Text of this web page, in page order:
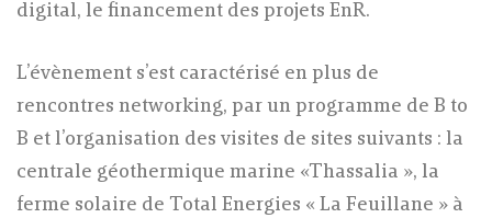
digital, le financement des projets EnR.
L’évènement s’est caractérisé en plus de
rencontres networking, par un programme de B to
B et l’organisation des visites de sites suivants : la
centrale géothermique marine «Thassalia », la
ferme solaire de Total Energies « La Feuillane » à